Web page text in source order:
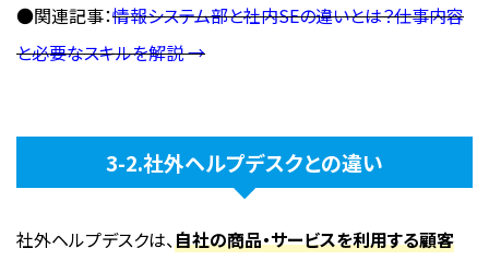
●関連記事：情報システム部と社内SEの違いとは？仕事内容
と必要なスキルを解説 →
3-2.社外ヘルプデスクとの違い
社外ヘルプデスクは、自社の商品・サービスを利用する顧客